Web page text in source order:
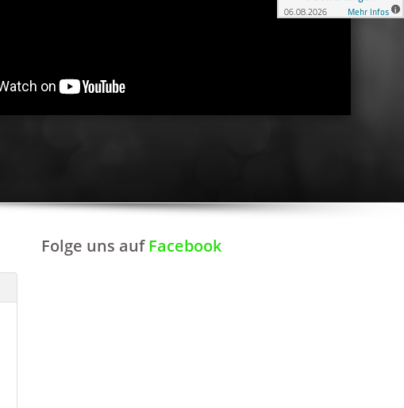
Folge uns aufFacebook